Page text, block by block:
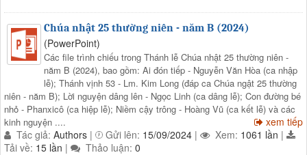
Chúa nhật 25 thường niên - năm B (2024)
(PowerPoint)
Các file trình chiếu trong Thánh lễ Chúa nhật 25 thường niên -
năm B (2024), bao gồm: Ai đón tiếp - Nguyễn Văn Hòa (ca nhập
lễ); Thánh vịnh 53 - Lm. Kim Long (đáp ca Chúa ngật 25 thường
niên - năm B); Lời nguyện dâng lên - Ngọc Linh (ca dâng lễ); Con đường bé
nhỏ - Phanxicô (ca hiệp lễ); Niềm cậy trông - Hoàng Vũ (ca kết lễ) và các
kinh nguyện ....
xem tiếp
Tác giả: Authors | Gửi lên: 15/09/2024 | Xem: 1061 lần |
Tải về: 15 lần | Thảo luận: 0